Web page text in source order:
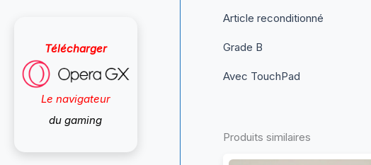
Télécharger
Le navigateur
du gaming
Article reconditionné
Grade B
Avec TouchPad
Produits similaires